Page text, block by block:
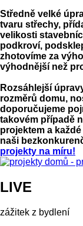
Středně velké
tvaru střechy,
velikosti
podkroví,
zhotovíme za
výhodnější než
Rozsáhlejší
rozměrů domu,
doporučujeme
takovém případě
projektem a
naši
projekty na míru!
LIVE
zážitek z bydlení